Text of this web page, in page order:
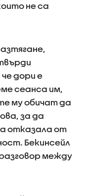
не са
дори е
сеанса им,
му обичат да
за да
отказала от
Бекинсейл
между